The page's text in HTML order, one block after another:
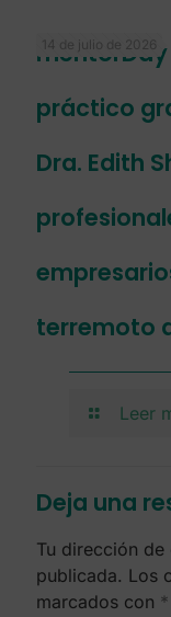
14 de julio de 2026
práctico
Dra. Edith
terremoto
Leer
Deja una
Tu dirección
publicada. Los
marcados con *